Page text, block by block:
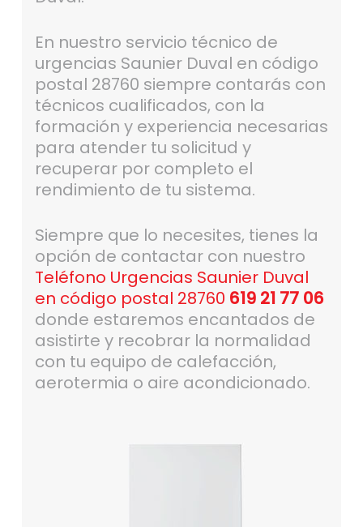
En nuestro servicio técnico de
urgencias Saunier Duval en código
postal 28760 siempre contarás con
técnicos cualificados, con la
formación y experiencia necesarias
para atender tu solicitud y
recuperar por completo el
rendimiento de tu sistema.
Siempre que lo necesites, tienes la
opción de contactar con nuestro
Teléfono Urgencias Saunier Duval
en código postal 28760 619 21 77 06
donde estaremos encantados de
asistirte y recobrar la normalidad
con tu equipo de calefacción,
aerotermia o aire acondicionado.